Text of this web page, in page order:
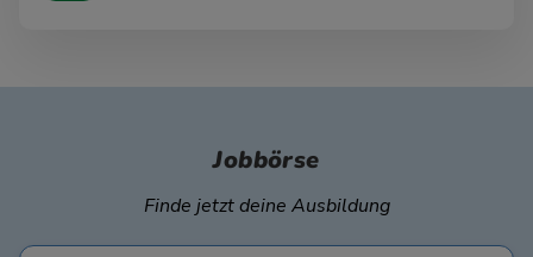
Jobbörse
Finde jetzt deine Ausbildung